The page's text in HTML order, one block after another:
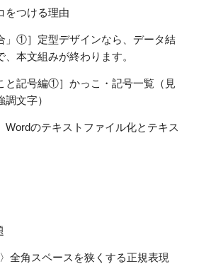
をつける理由
」①］定型デザインなら、データ結
本文組みが終わります。
と記号編①］かっこ・記号一覧（見
文字）
Wordのテキストファイル化とテキス
全角スペースを狭くする正規表現